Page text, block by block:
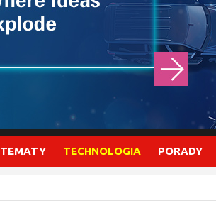
TEMATY TECHNOLOGIA PORADY